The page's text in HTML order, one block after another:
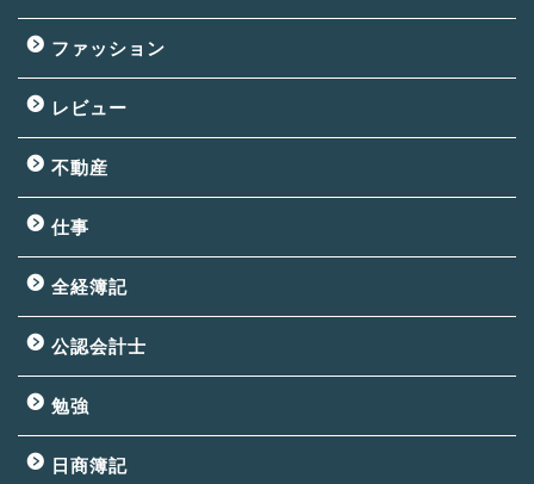
ファッション
レビュー
不動産
仕事
全経簿記
公認会計士
勉強
日商簿記